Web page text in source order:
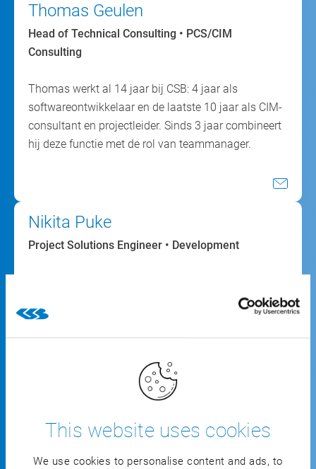
This website uses cookies
We use cookies to personalise content and ads, to
Thomas Geulen
Head of Technical Consulting • PCS/CIM
Consulting
Thomas werkt al 14 jaar bij CSB: 4 jaar als
softwareontwikkelaar en de laatste 10 jaar als CIM-
consultant en projectleider. Sinds 3 jaar combineert
hij deze functie met de rol van teammanager.
Nikita Puke
Project Solutions Engineer • Development
CSB en is gespecialiseerd in IT/OT-integratie. Sinds
3 jaar houdt hij zich voornamelijk bezig met
automatiseringsprojecten. Met zijn ideeën en